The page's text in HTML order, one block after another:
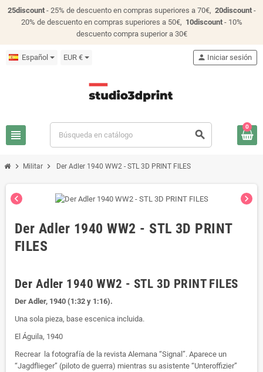
25discount- 25% de descuento en compras superiores a 70€, 20discount-
20% de descuento en compras superiores a 50€, 10discount- 10%
descuento compra superior a 30€
Español EUR €
view_headline search
person Iniciar sesión
0
chevron_right Militar chevron_right Der Adler 1940 WW2 - STL 3D PRINT FILES
chevron_left chevron_right
Der Adler 1940 WW2 - STL 3D PRINT
FILES
Der Adler 1940 WW2 - STL 3D PRINT FILES
Der Adler, 1940 (1:32 y 1:16).
Una sola pieza, base escenica incluida.
El Águila, 1940
Recrear la fotografía de la revista Alemana “Signal”. Aparece un
“Jagdflieger” (piloto de guerra) mientras su asistente “Unteroffizier”